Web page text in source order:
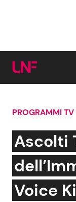
Cerca:
News e
Attualità
PROGRAMMI TV
Ascolti
Voice